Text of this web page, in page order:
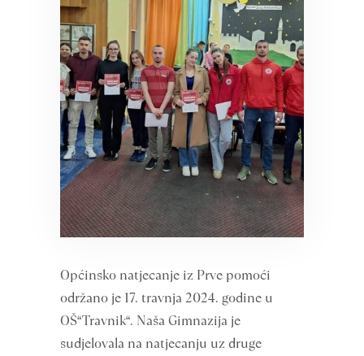
Općinsko natjecanje iz Prve pomoći
održano je 17. travnja 2024. godine u
OŠ“Travnik“. Naša Gimnazija je
sudjelovala na natjecanju uz druge